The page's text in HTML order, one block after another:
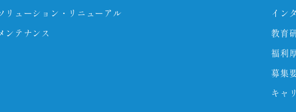
リューション・リニューアル
ンテナンス
イン
教育
福利
募集
キャ